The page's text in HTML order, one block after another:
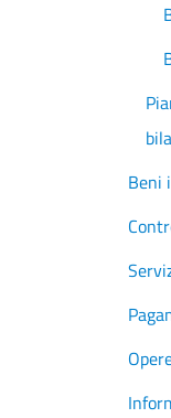
Beni